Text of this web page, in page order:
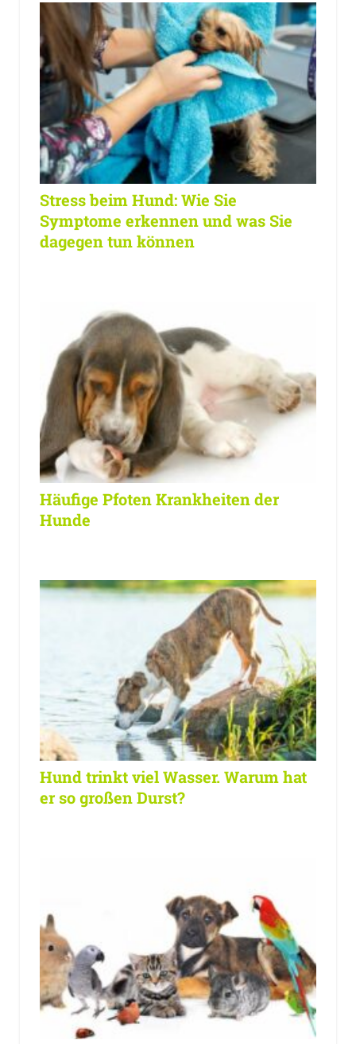
Stress beim Hund: Wie Sie
Symptome erkennen und was Sie
dagegen tun können
Häufige Pfoten Krankheiten der
Hunde
Hund trinkt viel Wasser. Warum hat
er so großen Durst?